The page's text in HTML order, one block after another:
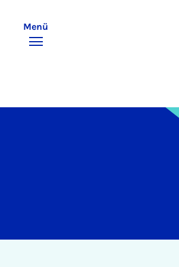
Menü